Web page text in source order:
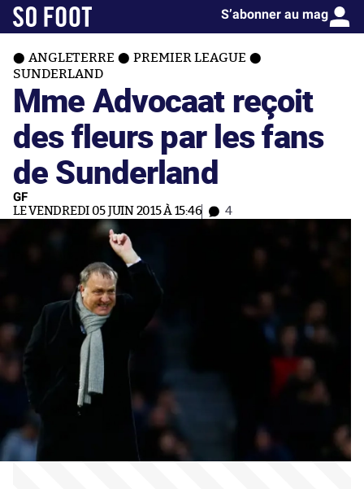
S’abonner au mag
ANGLETERRE
PREMIER LEAGUE
SUNDERLAND
Mme Advocaat reçoit
des fleurs par les fans
de Sunderland
GF
LE VENDREDI 05 JUIN 2015 À 15:46 4